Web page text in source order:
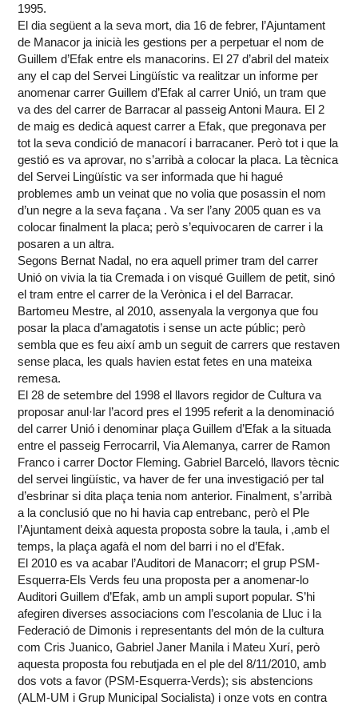
1995.
El dia següent a la seva mort, dia 16 de febrer, l’Ajuntament
de Manacor ja inicià les gestions per a perpetuar el nom de
Guillem d’Efak entre els manacorins. El 27 d’abril del mateix
any el cap del Servei Lingüístic va realitzar un informe per
anomenar carrer Guillem d’Efak al carrer Unió, un tram que
va des del carrer de Barracar al passeig Antoni Maura. El 2
de maig es dedicà aquest carrer a Efak, que pregonava per
tot la seva condició de manacorí i barracaner. Però tot i que la
gestió es va aprovar, no s’arribà a colocar la placa. La tècnica
del Servei Lingüístic va ser informada que hi hagué
problemes amb un veinat que no volia que posassin el nom
d’un negre a la seva façana . Va ser l’any 2005 quan es va
colocar finalment la placa; però s’equivocaren de carrer i la
posaren a un altra.
Segons Bernat Nadal, no era aquell primer tram del carrer
Unió on vivia la tia Cremada i on visqué Guillem de petit, sinó
el tram entre el carrer de la Verònica i el del Barracar.
Bartomeu Mestre, al 2010, assenyala la vergonya que fou
posar la placa d’amagatotis i sense un acte públic; però
sembla que es feu així amb un seguit de carrers que restaven
sense placa, les quals havien estat fetes en una mateixa
remesa.
El 28 de setembre del 1998 el llavors regidor de Cultura va
proposar anul·lar l’acord pres el 1995 referit a la denominació
del carrer Unió i denominar plaça Guillem d’Efak a la situada
entre el passeig Ferrocarril, Via Alemanya, carrer de Ramon
Franco i carrer Doctor Fleming. Gabriel Barceló, llavors tècnic
del servei lingüístic, va haver de fer una investigació per tal
d’esbrinar si dita plaça tenia nom anterior. Finalment, s’arribà
a la conclusió que no hi havia cap entrebanc, però el Ple
l’Ajuntament deixà aquesta proposta sobre la taula, i ,amb el
temps, la plaça agafà el nom del barri i no el d’Efak.
El 2010 es va acabar l’Auditori de Manacorr; el grup PSM-
Esquerra-Els Verds feu una proposta per a anomenar-lo
Auditori Guillem d’Efak, amb un ampli suport popular. S’hi
afegiren diverses associacions com l’escolania de Lluc i la
Federació de Dimonis i representants del món de la cultura
com Cris Juanico, Gabriel Janer Manila i Mateu Xurí, però
aquesta proposta fou rebutjada en el ple del 8/11/2010, amb
dos vots a favor (PSM-Esquerra-Verds); sis abstencions
(ALM-UM i Grup Municipal Socialista) i onze vots en contra